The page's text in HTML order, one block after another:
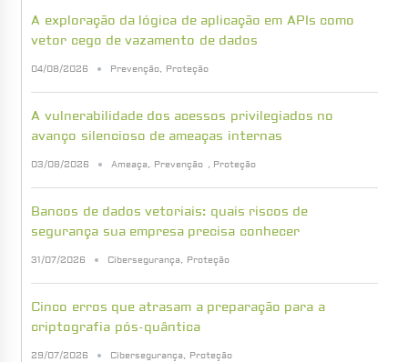
A exploração da lógica de aplicação em APIs como
vetor cego de vazamento de dados
04/08/2026 Prevenção Proteção
A vulnerabilidade dos acessos privilegiados no
avanço silencioso de ameaças internas
03/08/2026 Ameaça Prevenção Proteção
Bancos de dados vetoriais: quais riscos de
segurança sua empresa precisa conhecer
31/07/2026 Cibersegurança Proteção
Cinco erros que atrasam a preparação para a
criptografia pós-quântica
29/07/2026 Cibersegurança Proteção